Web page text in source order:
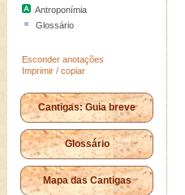
Antroponímia
Glossário
Esconder anotações
Imprimir / copiar
Cantigas: Guia breve
Glossário
Mapa das Cantigas